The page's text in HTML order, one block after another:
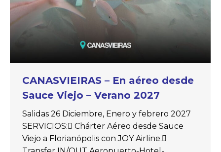
CANASVIEIRAS – En aéreo desde
Sauce Viejo – Verano 2027
Salidas 26 Diciembre, Enero y febrero 2027
SERVICIOS: Chárter Aéreo desde Sauce
Viejo a Florianópolis con JOY Airline.